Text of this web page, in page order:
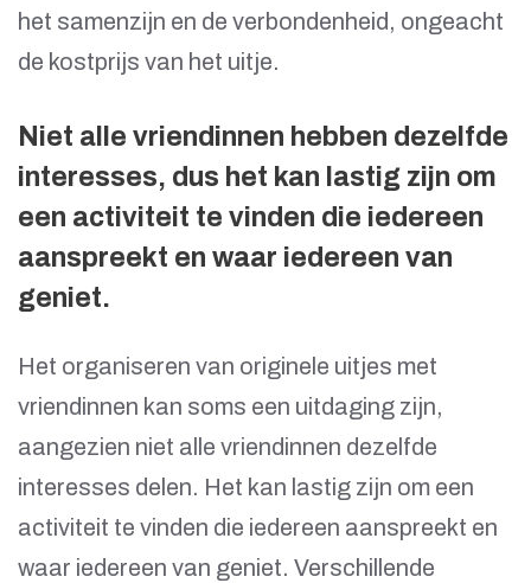
het samenzijn en de verbondenheid, ongeacht
de kostprijs van het uitje.
Niet alle vriendinnen hebben dezelfde
interesses, dus het kan lastig zijn om
een activiteit te vinden die iedereen
aanspreekt en waar iedereen van
geniet.
Het organiseren van originele uitjes met
vriendinnen kan soms een uitdaging zijn,
aangezien niet alle vriendinnen dezelfde
interesses delen. Het kan lastig zijn om een
activiteit te vinden die iedereen aanspreekt en
waar iedereen van geniet. Verschillende